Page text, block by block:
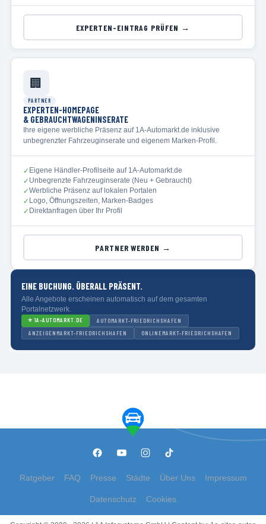
EXPERTEN-EINTRAG PRÜFEN →
🏢
PARTNER
EXPERTEN-HOMEPAGE
& GEBRAUCHTWAGENINSERATE
Ihre eigene werbliche Präsenz auf 1A-Automarkt.de inklusive
unbegrenzter Fahrzeuginserate und eigenem Marken-Profil.
✓ Eigene Händler-Profilseite auf 1A-Automarkt.de
✓ Unbegrenzte Fahrzeuginserate (Neu + Gebraucht)
✓Werbliche Präsenz auf lokalen Portalen
✓ Logo, Öffnungszeiten, Marken-Badges
✓ Direktanfragen über Ihr Profil
PARTNER WERDEN →
EINE BUCHUNG. ÜBERALL PRÄSENT.
Alle Angebote erscheinen automatisch auf dem gesamten
Portalnetzwerk.
⭐ 1A-AUTOMARKT.DE
AUTOMARKT-FRIEDRICHSHAFEN
ANZEIGENMARKT-FRIEDRICHSHAFEN
ONLINEMARKT-FRIEDRICHSHAFEN
Ratgeber FAQ Presse Städte Über Uns Impressum
Datenschutz Cookies